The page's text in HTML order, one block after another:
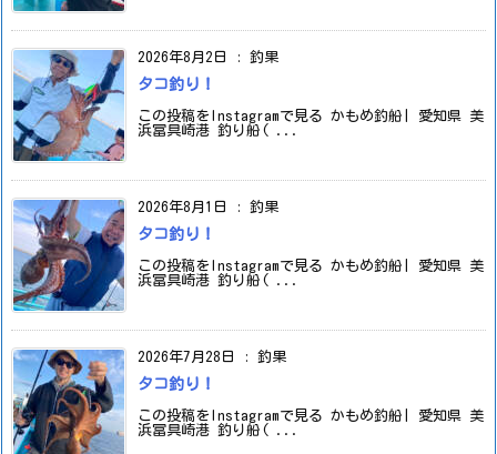
2026年8月2日 : 釣果
タコ釣り！
この投稿をInstagramで見る かもめ釣船| 愛知県 美
浜冨具崎港 釣り船( ...
2026年8月1日 : 釣果
タコ釣り！
この投稿をInstagramで見る かもめ釣船| 愛知県 美
浜冨具崎港 釣り船( ...
2026年7月28日 : 釣果
タコ釣り！
この投稿をInstagramで見る かもめ釣船| 愛知県 美
浜冨具崎港 釣り船( ...